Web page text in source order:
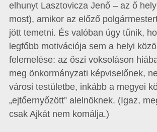
elhunyt Lasztovicza Jenő – az ő
most), amikor az előző
jött temetni. És valóban úgy tűnik,
legfőbb motivációja sem a helyi
felemelése: az őszi voksoláson
meg önkormányzati képviselőnek,
városi testületbe, inkább a megyei
„ejtőernyőzött” alelnöknek. (Igaz,
csak Ajkát nem komálja.)